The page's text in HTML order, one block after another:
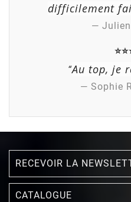
difficilement
—
“Au top, je
— Sophie
RECEVOIR LA
CATALOGUE